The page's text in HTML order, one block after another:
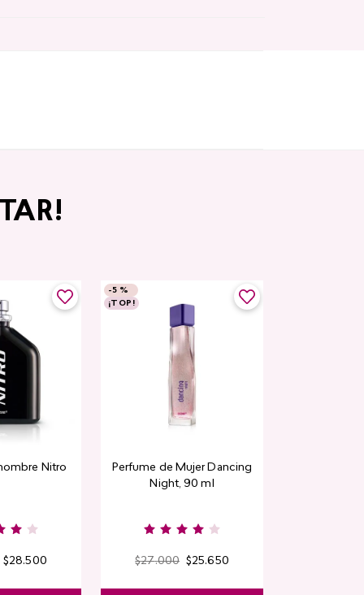
Nitro
$28.500
-5 %
¡TOP!
Perfume de Mujer Dancing
Night, 90 ml
$27.000 $25.650